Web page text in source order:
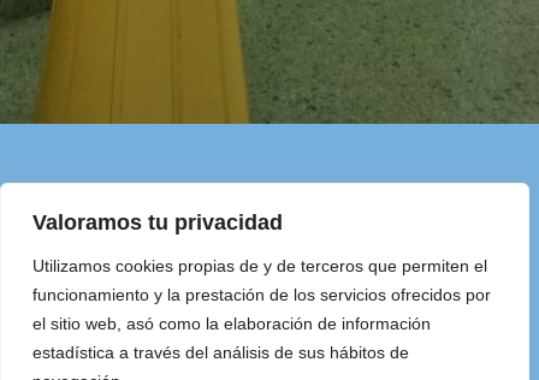
Valoramos tu privacidad
Utilizamos cookies propias de y de terceros que permiten el
funcionamiento y la prestación de los servicios ofrecidos por
el sitio web, asó como la elaboración de información
estadística a través del análisis de sus hábitos de